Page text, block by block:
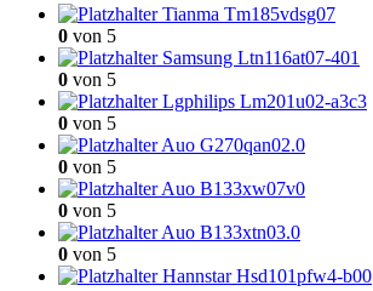
Tianma Tm185vdsg07
0 von 5
Samsung Ltn116at07-401
0 von 5
Lgphilips Lm201u02-a3c3
0 von 5
Auo G270qan02.0
0 von 5
Auo B133xw07v0
0 von 5
Auo B133xtn03.0
0 von 5
Hannstar Hsd101pfw4-b00